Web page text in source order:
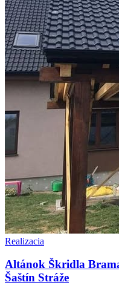
Realizacia
Altánok Škridla
Šaštín Stráže